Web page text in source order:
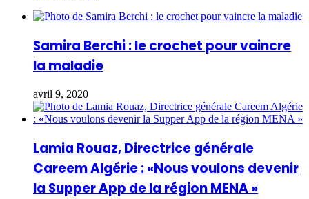
Samira Berchi : le crochet pour vaincre
la maladie
avril 9, 2020
Lamia Rouaz, Directrice générale
Careem Algérie : «Nous voulons devenir
la Supper App de la région MENA »